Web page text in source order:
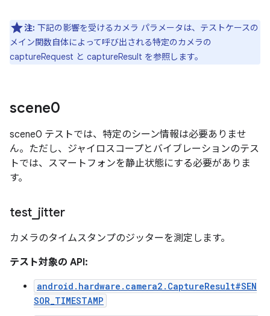
注: 下記の影響を受けるカメラ パラメータは、テストケースの
メイン関数自体によって呼び出される特定のカメラの
captureRequest と captureResult を参照します。
scene0
scene0 テストでは、特定のシーン情報は必要ありませ
ん。ただし、ジャイロスコープとバイブレーションのテス
トでは、スマートフォンを静止状態にする必要がありま
す。
test jitter
カメラのタイムスタンプのジッターを測定します。
テスト対象の API:
android.hardware.camera2.CaptureResult#SEN
SOR_TIMESTAMP